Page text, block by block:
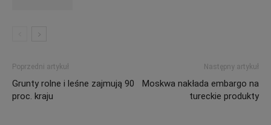
Poprzedni artykuł
Grunty rolne i leśne zajmują 90
proc. kraju
Następny artykuł
Moskwa nakłada embargo na
tureckie produkty